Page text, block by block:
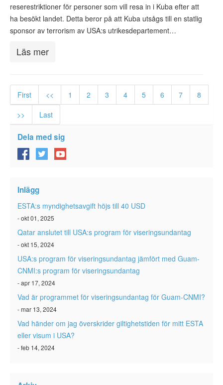
reserestriktioner för personer som vill resa in i Kuba efter att
ha besökt landet. Detta beror på att Kuba utsågs till en statlig
sponsor av terrorism av USA:s utrikesdepartement…
Läs mer
First << 1 2 3 4 5 6 7
8
>>
Last
Dela med sig
Inlägg
ESTA:s myndighetsavgift höjs till 40 USD
- okt 01, 2025
Qatar anslutet till USA:s program för viseringsundantag
- okt 15, 2024
USA:s program för viseringsundantag jämfört med Guam-
CNMI:s program för viseringsundantag
- apr 17, 2024
Vad är programmet för viseringsundantag för Guam-CNMI?
- mar 13, 2024
Vad händer om jag överskrider giltighetstiden för mitt ESTA
eller visum i USA?
- feb 14, 2024